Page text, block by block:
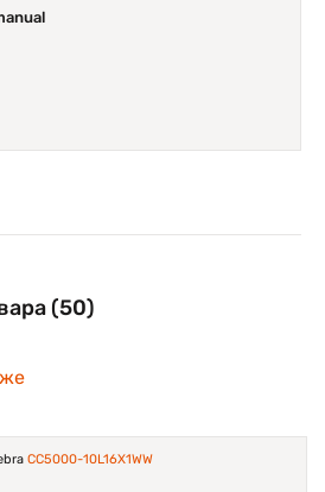
они мечтают, помогая вам
клиентами, повышать лояльность и
и увеличивать продажи
функции превращают
операционную систему
(50)
CC5000-10L16X1WW